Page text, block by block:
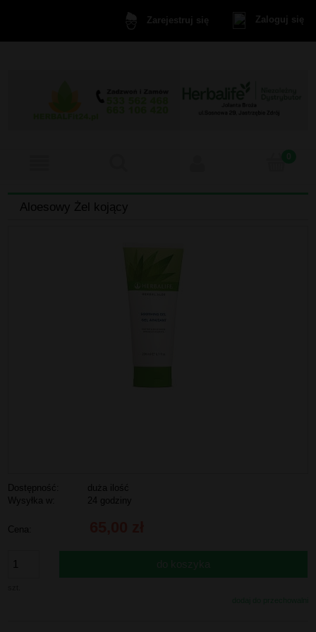
Zarejestruj się Zaloguj się
Aloesowy Żel kojący
Dostępność:
duża ilość
Wysyłka w:
24 godziny
Cena: